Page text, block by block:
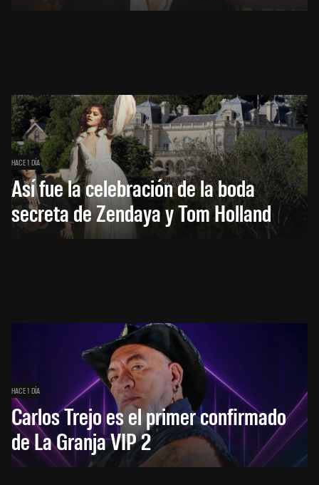
HACE 1 DÍA
Así fue la celebración de la boda
secreta de Zendaya y Tom Holland
HACE 1 DÍA
Carlos Trejo es el primer confirmado
de La Granja VIP 2